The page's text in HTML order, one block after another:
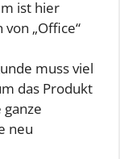
ist hier
„Office“
muss viel
das Produkt
ganze
neu